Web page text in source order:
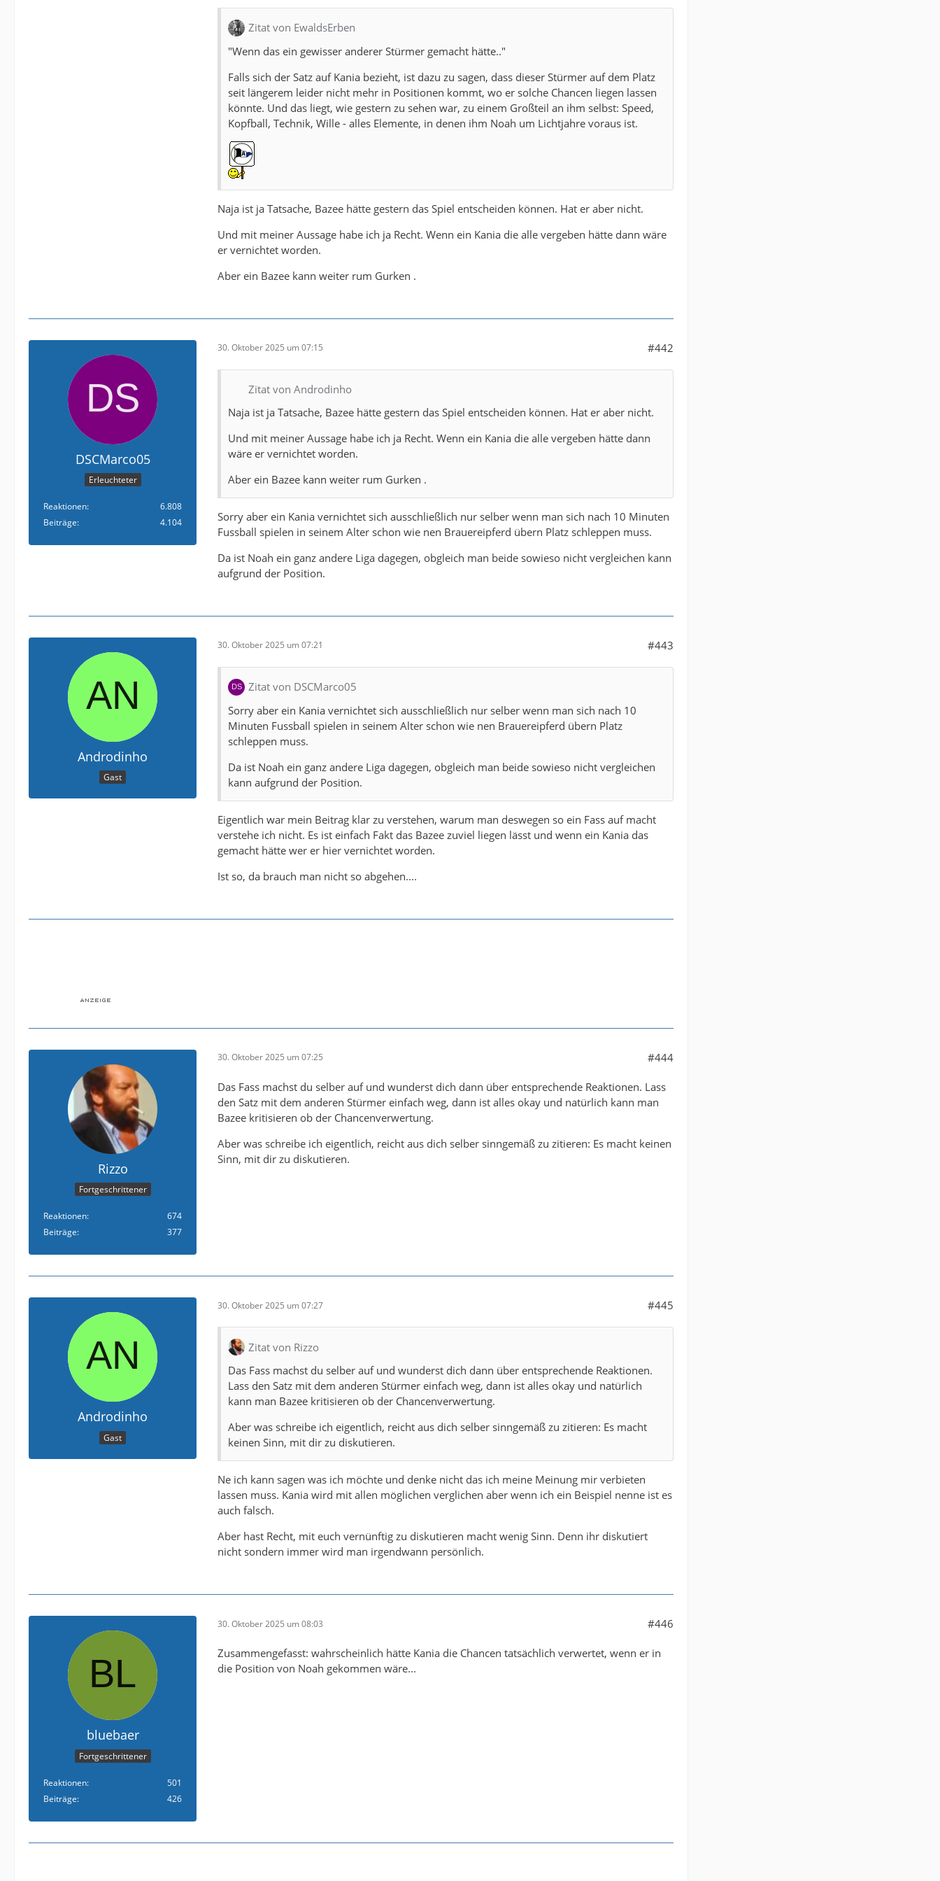
Zitat von EwaldsErben
"Wenn das ein gewisser anderer Stürmer gemacht hätte.."
Falls sich der Satz auf Kania bezieht, ist dazu zu sagen, dass dieser Stürmer auf dem Platz
seit längerem leider nicht mehr in Positionen kommt, wo er solche Chancen liegen lassen
könnte. Und das liegt, wie gestern zu sehen war, zu einem Großteil an ihm selbst: Speed,
Kopfball, Technik, Wille - alles Elemente, in denen ihm Noah um Lichtjahre voraus ist.
Naja ist ja Tatsache, Bazee hätte gestern das Spiel entscheiden können. Hat er aber nicht.
Und mit meiner Aussage habe ich ja Recht. Wenn ein Kania die alle vergeben hätte dann wäre
er vernichtet worden.
Aber ein Bazee kann weiter rum Gurken .
DSCMarco05
Erleuchteter
Reaktionen
6.808
Beiträge
4.104
30. Oktober 2025 um 07:15 #442
Zitat von Androdinho
Naja ist ja Tatsache, Bazee hätte gestern das Spiel entscheiden können. Hat er aber nicht.
Und mit meiner Aussage habe ich ja Recht. Wenn ein Kania die alle vergeben hätte dann
wäre er vernichtet worden.
Aber ein Bazee kann weiter rum Gurken .
Sorry aber ein Kania vernichtet sich ausschließlich nur selber wenn man sich nach 10 Minuten
Fussball spielen in seinem Alter schon wie nen Brauereipferd übern Platz schleppen muss.
Da ist Noah ein ganz andere Liga dagegen, obgleich man beide sowieso nicht vergleichen kann
aufgrund der Position.
Androdinho
Gast
30. Oktober 2025 um 07:21 #443
Zitat von DSCMarco05
Sorry aber ein Kania vernichtet sich ausschließlich nur selber wenn man sich nach 10
Minuten Fussball spielen in seinem Alter schon wie nen Brauereipferd übern Platz
schleppen muss.
Da ist Noah ein ganz andere Liga dagegen, obgleich man beide sowieso nicht vergleichen
kann aufgrund der Position.
Eigentlich war mein Beitrag klar zu verstehen, warum man deswegen so ein Fass auf macht
verstehe ich nicht. Es ist einfach Fakt das Bazee zuviel liegen lässt und wenn ein Kania das
gemacht hätte wer er hier vernichtet worden.
Ist so, da brauch man nicht so abgehen....
Rizzo
Fortgeschrittener
Reaktionen
674
Beiträge
377
30. Oktober 2025 um 07:25 #444
Das Fass machst du selber auf und wunderst dich dann über entsprechende Reaktionen. Lass
den Satz mit dem anderen Stürmer einfach weg, dann ist alles okay und natürlich kann man
Bazee kritisieren ob der Chancenverwertung.
Aber was schreibe ich eigentlich, reicht aus dich selber sinngemäß zu zitieren: Es macht keinen
Sinn, mit dir zu diskutieren.
Androdinho
Gast
30. Oktober 2025 um 07:27 #445
Zitat von Rizzo
Das Fass machst du selber auf und wunderst dich dann über entsprechende Reaktionen.
Lass den Satz mit dem anderen Stürmer einfach weg, dann ist alles okay und natürlich
kann man Bazee kritisieren ob der Chancenverwertung.
Aber was schreibe ich eigentlich, reicht aus dich selber sinngemäß zu zitieren: Es macht
keinen Sinn, mit dir zu diskutieren.
Ne ich kann sagen was ich möchte und denke nicht das ich meine Meinung mir verbieten
lassen muss. Kania wird mit allen möglichen verglichen aber wenn ich ein Beispiel nenne ist es
auch falsch.
Aber hast Recht, mit euch vernünftig zu diskutieren macht wenig Sinn. Denn ihr diskutiert
nicht sondern immer wird man irgendwann persönlich.
bluebaer
Fortgeschrittener
Reaktionen
501
Beiträge
426
30. Oktober 2025 um 08:03 #446
Zusammengefasst: wahrscheinlich hätte Kania die Chancen tatsächlich verwertet, wenn er in
die Position von Noah gekommen wäre...